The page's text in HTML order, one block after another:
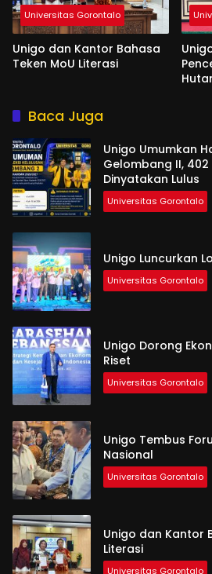
Universitas Gorontalo
Unigo dan Kantor Bahasa
Teken MoU Literasi
Baca Juga
Unigo Umumkan
Gelombang II,
Dinyatakan Lulus
Universitas Gorontalo
Unigo Luncurkan
Universitas Gorontalo
Unigo Dorong
Riset
Universitas Gorontalo
Unigo Tembus
Nasional
Universitas Gorontalo
Unigo dan Kantor
Literasi
Universitas Gorontalo